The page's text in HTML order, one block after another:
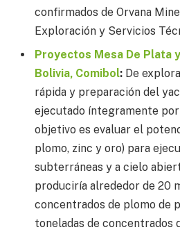
confirmados de Orvana
Exploración y Servicios
Proyectos Mesa De Plata
Bolivia, Comibol: De
rápida y preparación del
ejecutado íntegramente por
objetivo es evaluar el
plomo, zinc y oro) para
subterráneas y a cielo
produciría alrededor de 20
concentrados de plomo de
toneladas de concentrados